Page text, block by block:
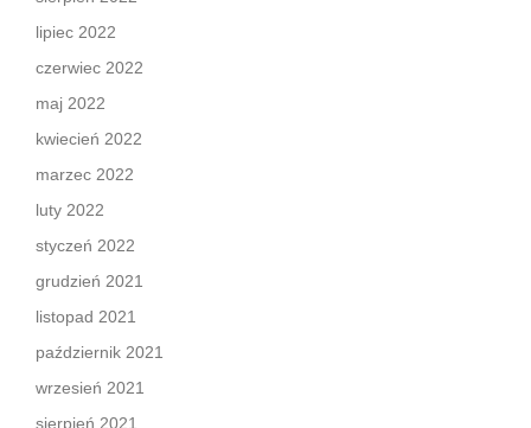
lipiec 2022
czerwiec 2022
maj 2022
kwiecień 2022
marzec 2022
luty 2022
styczeń 2022
grudzień 2021
listopad 2021
październik 2021
wrzesień 2021
sierpień 2021